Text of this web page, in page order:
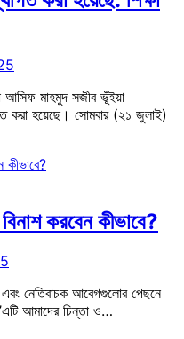
আসিফ মাহমুদ সজীব ভূঁইয়া
করা হয়েছে। সোমবার (২১ জুলাই)
বিনাশ করবেন কীভাবে?
এবং নেতিবাচক আবেগগুলোর পেছনে
আমাদের চিন্তা ও…